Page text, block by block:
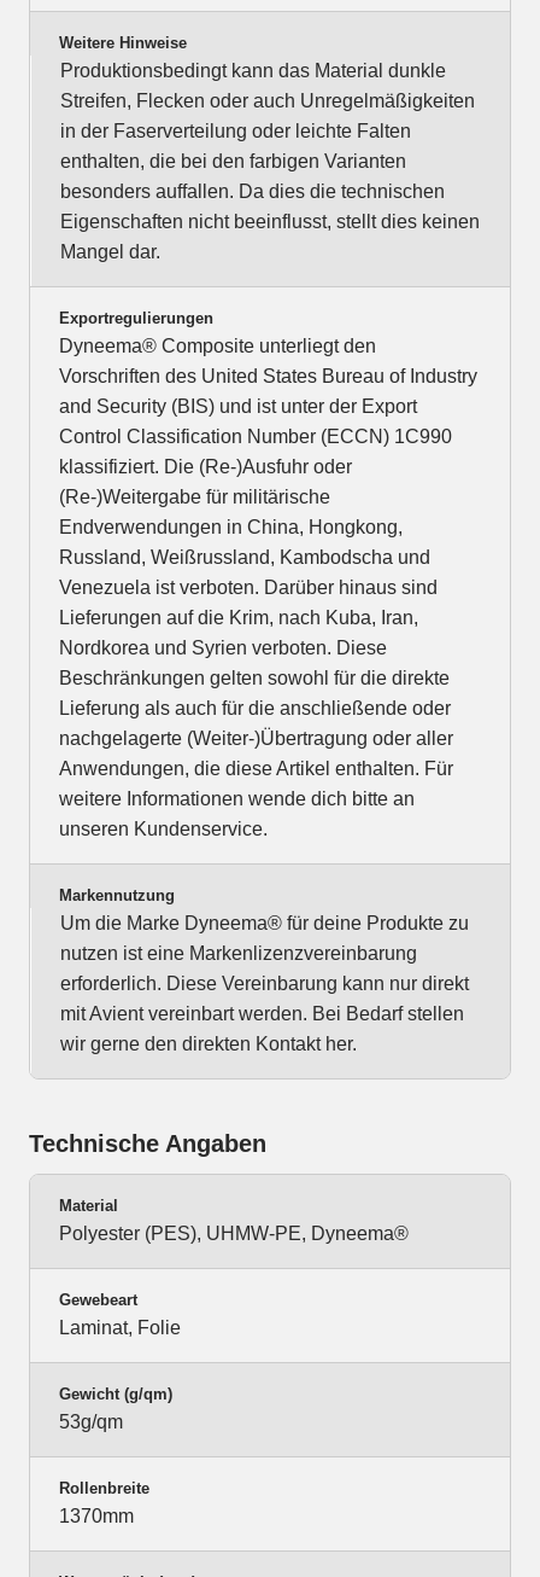
Weitere Hinweise
Produktionsbedingt kann das Material dunkle
Streifen, Flecken oder auch Unregelmäßigkeiten
in der Faserverteilung oder leichte Falten
enthalten, die bei den farbigen Varianten
besonders auffallen. Da dies die technischen
Eigenschaften nicht beeinflusst, stellt dies keinen
Mangel dar.
Exportregulierungen
Dyneema® Composite unterliegt den
Vorschriften des United States Bureau of Industry
and Security (BIS) und ist unter der Export
Control Classification Number (ECCN) 1C990
klassifiziert. Die (Re-)Ausfuhr oder
(Re-)Weitergabe für militärische
Endverwendungen in China, Hongkong,
Russland, Weißrussland, Kambodscha und
Venezuela ist verboten. Darüber hinaus sind
Lieferungen auf die Krim, nach Kuba, Iran,
Nordkorea und Syrien verboten. Diese
Beschränkungen gelten sowohl für die direkte
Lieferung als auch für die anschließende oder
nachgelagerte (Weiter-)Übertragung oder aller
Anwendungen, die diese Artikel enthalten. Für
weitere Informationen wende dich bitte an
unseren Kundenservice.
Markennutzung
Um die Marke Dyneema® für deine Produkte zu
nutzen ist eine Markenlizenzvereinbarung
erforderlich. Diese Vereinbarung kann nur direkt
mit Avient vereinbart werden. Bei Bedarf stellen
wir gerne den direkten Kontakt her.
Technische Angaben
Material
Polyester (PES), UHMW-PE, Dyneema®
Gewebeart
Laminat, Folie
Gewicht (g/qm)
53g/qm
Rollenbreite
1370mm